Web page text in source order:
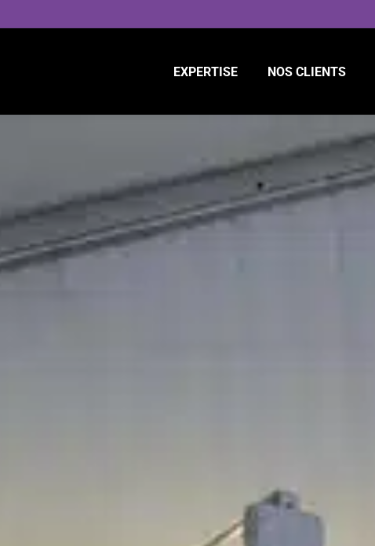
EXPERTISE NOS CLIENTS